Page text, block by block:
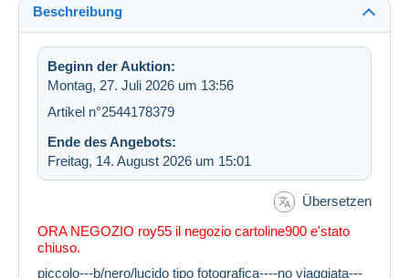
Beschreibung
Beginn der Auktion:
Montag, 27. Juli 2026 um 13:56
Artikel n°2544178379
Ende des Angebots:
Freitag, 14. August 2026 um 15:01
Übersetzen
ORA NEGOZIO roy55 il negozio cartoline900 e'stato
chiuso.
piccolo---b/nero/lucido tipo fotografica----no viaggiata---